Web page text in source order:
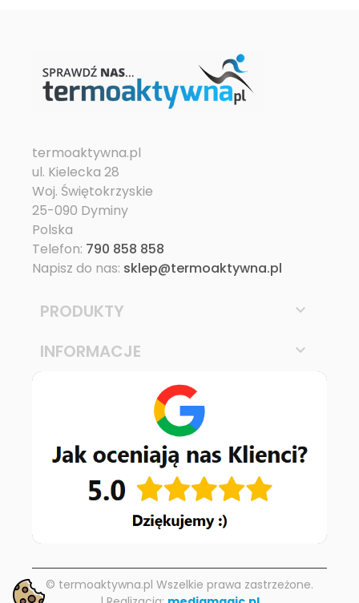
termoaktywna.pl
ul. Kielecka 28
Woj. Świętokrzyskie
25-090 Dyminy
Polska
Telefon: 790 858 858
Napisz do nas: sklep@termoaktywna.pl
PRODUKTY 
INFORMACJE 
© termoaktywna.pl Wszelkie prawa zastrzeżone.